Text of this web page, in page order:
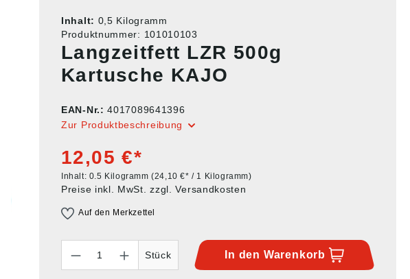
Inhalt: 0,5 Kilogramm
Produktnummer: 101010103
Langzeitfett LZR 500g
Kartusche KAJO
EAN-Nr.:4017089641396
Zur Produktbeschreibung
12,05 €*
Inhalt: 0.5 Kilogramm(24,10 €* / 1 Kilogramm)
Preise inkl. MwSt. zzgl. Versandkosten
Auf den Merkzettel
Stück
In den Warenkorb